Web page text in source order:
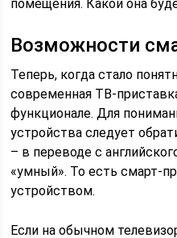
помещения. Какой она
Возможности
Теперь, когда стало
современная ТВ-
функционале. Для
устройства следует
– в переводе с
«умный». То есть смарт-
устройством.
Если на обычном